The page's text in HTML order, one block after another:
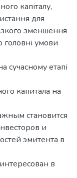
капіталу,
для
зменшення
головні умови
сучасному етапі
капитала на
становится
и
эмитента в
в